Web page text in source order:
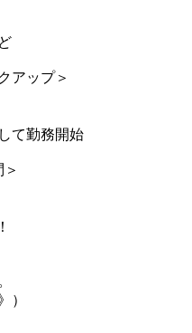
アップ＞
て勤務開始
）